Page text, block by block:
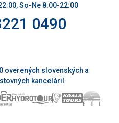
So-Ne 8:00-22:00
0490
overených slovenských a
kancelárií